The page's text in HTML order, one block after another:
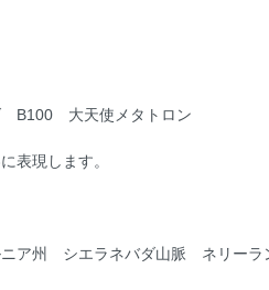
B100 大天使メタトロン
表現します。
ア州 シエラネバダ山脈 ネリーラ